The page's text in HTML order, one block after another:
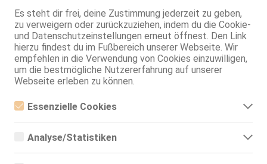
Es steht dir frei, deine Zustimmung jederzeit zu geben,
zu verweigern oder zurückzuziehen, indem du die Cookie-
und Datenschutzeinstellungen erneut öffnest. Den Link
hierzu findest du im Fußbereich unserer Webseite. Wir
empfehlen in die Verwendung von Cookies einzuwilligen,
um die bestmögliche Nutzererfahrung auf unserer
Webseite erleben zu können.
Essenzielle Cookies
Essenzielle Cookies sind alle notwendigen Cookies, die für den
ermöglicht werden. Die Webseite kann ohne diese Cookies nicht
Analyse/Statistiken
Analyse- bzw. Statistikcookies sind Cookies, die der Analyse der
LENA BL*S LEGENDE
25 Jahre, 75D, KF 38, 1.66m, 67 kg, total rasiert, deutsch
AV, 69, GF6, NSa, BV, Schmu., Kuscheln, Körperküs.
Kassel
Bia -nur diese Woche da